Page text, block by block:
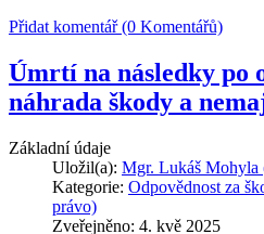
Přidat komentář (0 Komentářů)
Úmrtí na následky po
náhrada škody a
Základní údaje
Uložil(a): Mgr. Lukáš Mohyla
Kategorie: Odpovědnost za
právo)
Zveřejněno: 4. kvě 2025